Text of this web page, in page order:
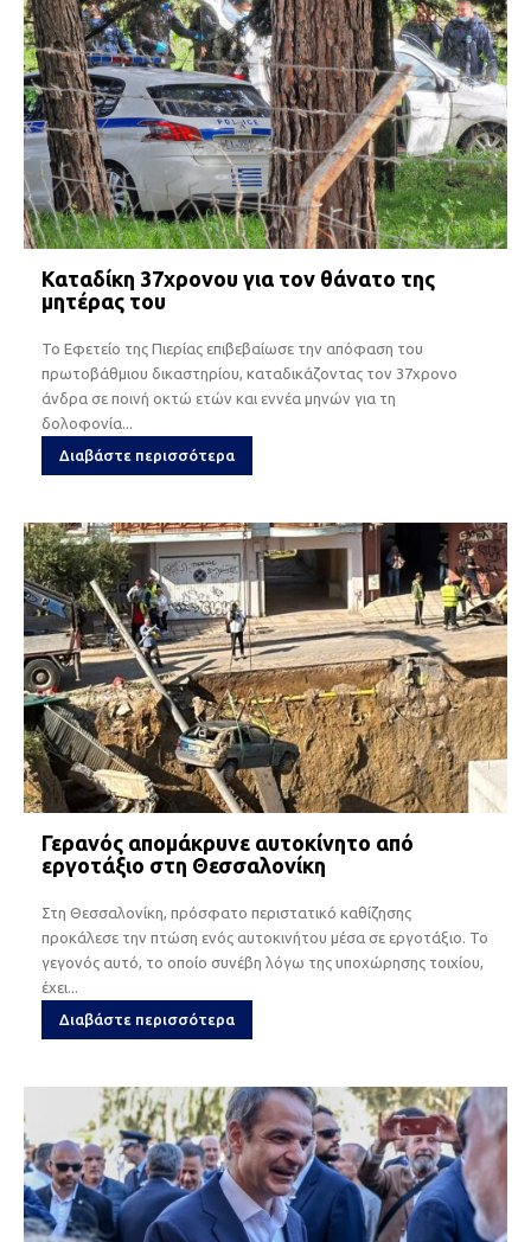
Καταδίκη 37χρονου για τον θάνατο της
μητέρας του
Το Εφετείο της Πιερίας επιβεβαίωσε την απόφαση του
πρωτοβάθμιου δικαστηρίου, καταδικάζοντας τον 37χρονο
άνδρα σε ποινή οκτώ ετών και εννέα μηνών για τη
δολοφονία...
Διαβάστε περισσότερα
Γερανός απομάκρυνε αυτοκίνητο από
εργοτάξιο στη Θεσσαλονίκη
Στη Θεσσαλονίκη, πρόσφατο περιστατικό καθίζησης
προκάλεσε την πτώση ενός αυτοκινήτου μέσα σε εργοτάξιο. Το
γεγονός αυτό, το οποίο συνέβη λόγω της υποχώρησης τοιχίου,
έχει...
Διαβάστε περισσότερα